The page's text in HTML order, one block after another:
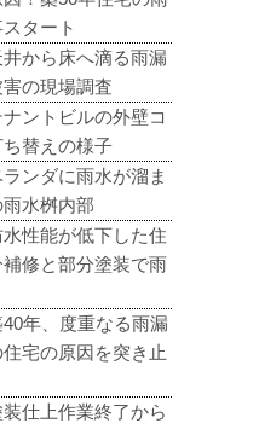
タート
井から床へ滴る雨漏
の現場調査
ナントビルの外壁コ
替えの様子
ランダに雨水が溜ま
水桝内部
水性能が低下した住
修と部分塗装で雨
40年、度重なる雨漏
宅の原因を突き止
装仕上作業終了から